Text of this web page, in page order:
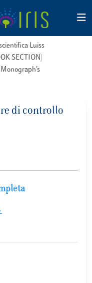
Luiss
SECTION)
di controllo